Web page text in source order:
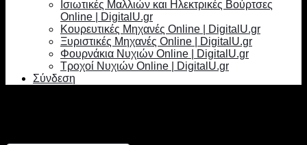
Ισιωτικές Μαλλιών και Ηλεκτρικές Βούρτσες
Online | DigitalU.gr
Κουρευτικές Μηχανές Online | DigitalU.gr
Ξυριστικές Μηχανές Online | DigitalU.gr
Φουρνάκια Νυχιών Online | DigitalU.gr
Τροχοί Νυχιών Online | DigitalU.gr
Σύνδεση